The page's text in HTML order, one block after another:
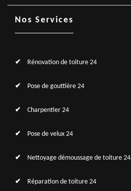
Nos Services
Rénovation de toiture 24
Pose de gouttière 24
Charpentier 24
Pose de velux 24
Nettoyage démoussage de toiture 24
Réparation de toiture 24